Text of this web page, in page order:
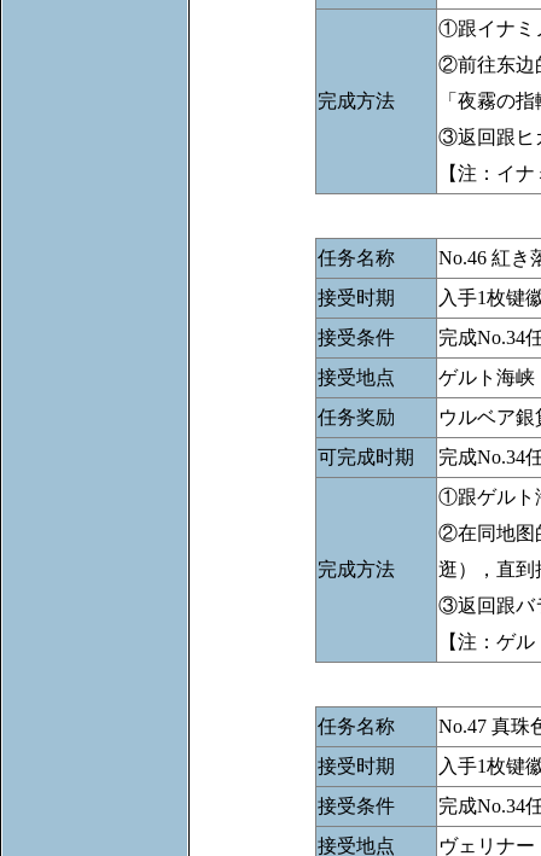
完成方法
①跟イナミ
②前往东边
「夜霧の
③返回跟ヒ
【注：イ
任务名称
No.46 紅き
接受时期
入手1枚键
接受条件
完成No.34
接受地点
ゲルト海峡
任务奖励
ウルベア
可完成时期
完成No.34
完成方法
①跟ゲルト
②在同地图
逛），直到
③返回跟バ
【注：ゲ
任务名称
No.47 真珠
接受时期
入手1枚键
接受条件
完成No.34
接受地点
ヴェリナ